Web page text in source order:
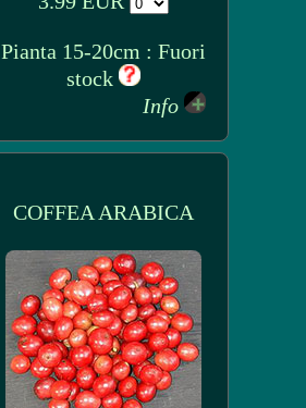
Pianta 15-20cm : Fuori
stock
Info
COFFEA ARABICA